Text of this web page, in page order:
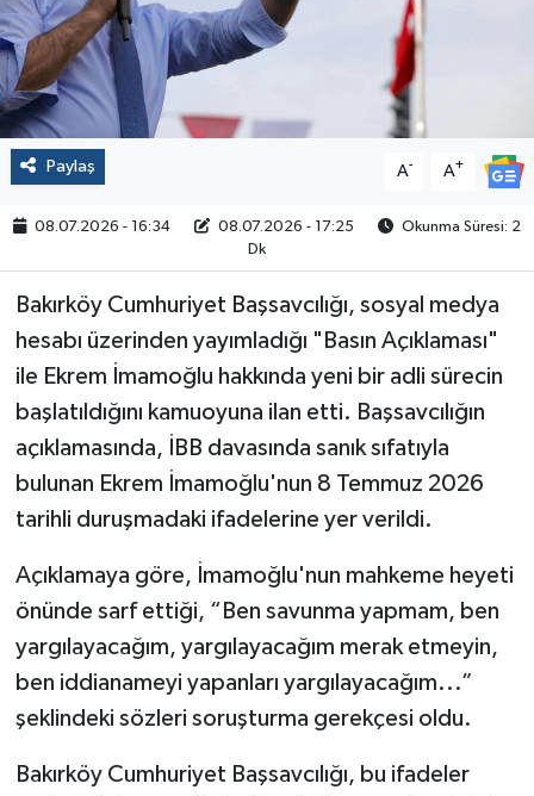
Paylaş A- A+
08.07.2026 - 16:34 08.07.2026 - 17:25
Okunma Süresi: 2
Dk
Bakırköy Cumhuriyet Başsavcılığı, sosyal medya
hesabı üzerinden yayımladığı "Basın Açıklaması"
ile Ekrem İmamoğlu hakkında yeni bir adli sürecin
başlatıldığını kamuoyuna ilan etti. Başsavcılığın
açıklamasında, İBB davasında sanık sıfatıyla
bulunan Ekrem İmamoğlu'nun 8 Temmuz 2026
tarihli duruşmadaki ifadelerine yer verildi.
Açıklamaya göre, İmamoğlu'nun mahkeme heyeti
önünde sarf ettiği, “Ben savunma yapmam, ben
yargılayacağım, yargılayacağım merak etmeyin,
ben iddianameyi yapanları yargılayacağım...”
şeklindeki sözleri soruşturma gerekçesi oldu.
Bakırköy Cumhuriyet Başsavcılığı, bu ifadeler
Sağlık
Spor
Yaşam
Yurt
2024 Seçim Sonuçları